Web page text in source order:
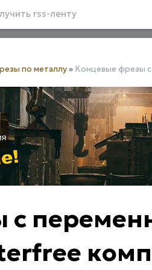
rss-ленту
по металлу » Концевые фрезы
с